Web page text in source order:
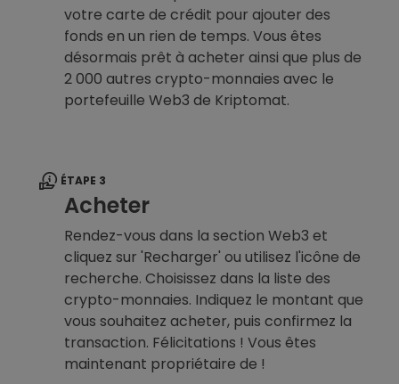
votre carte de crédit pour ajouter des
fonds en un rien de temps. Vous êtes
désormais prêt à acheter ainsi que plus de
2 000 autres crypto-monnaies avec le
portefeuille Web3 de Kriptomat.
ÉTAPE 3
Acheter
Rendez-vous dans la section Web3 et
cliquez sur 'Recharger' ou utilisez l'icône de
recherche. Choisissez dans la liste des
crypto-monnaies. Indiquez le montant que
vous souhaitez acheter, puis confirmez la
transaction. Félicitations ! Vous êtes
maintenant propriétaire de !